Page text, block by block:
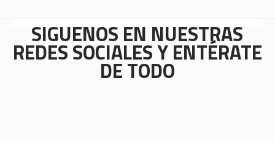
SÍGUENOS EN NUESTRAS
REDES SOCIALES Y ENTÉRATE
DE TODO